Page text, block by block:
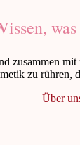
zusammen
zu rühren,
Über